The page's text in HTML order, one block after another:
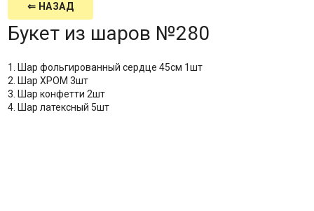
⇐ НАЗАД
Букет из шаров №280
1. Шар фольгированный сердце 45см 1шт
2. Шар ХРОМ 3шт
3. Шар конфетти 2шт
4. Шар латексный 5шт